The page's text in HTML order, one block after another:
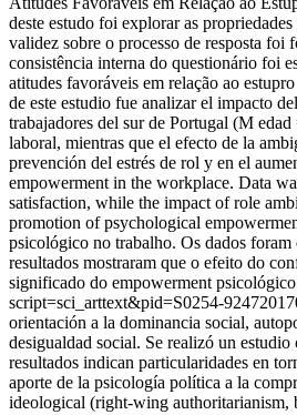
deste estudo foi explorar as
validez sobre o processo de resposta
consistência interna do questionário foi
atitudes favoráveis em relação ao
de este estudio fue analizar el impacto
trabajadores del sur de Portugal (M
laboral, mientras que el efecto de la
prevención del estrés de rol y en el
empowerment in the workplace. Data
satisfaction, while the impact of role
promotion of psychological
psicológico no trabalho. Os dados
resultados mostraram que o efeito do
significado do empowerment
script=sci_arttext&pid=S0254-
orientación a la dominancia social,
desigualdad social. Se realizó un
resultados indican particularidades en
aporte de la psicología política a la
ideological (right-wing authoritarianism,